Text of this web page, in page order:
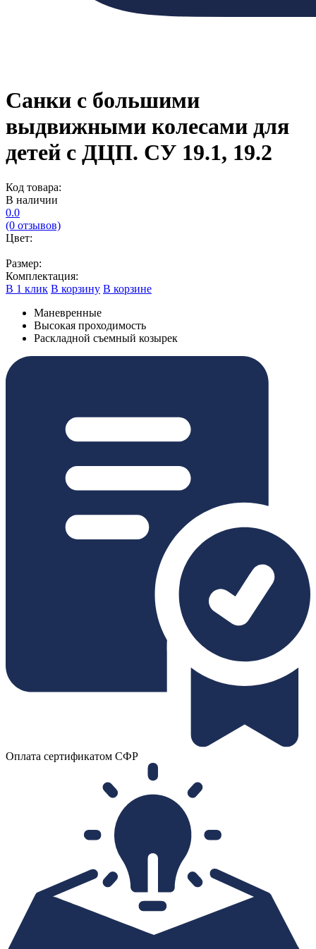
Санки с большими
выдвижными колесами для
детей с ДЦП. CУ 19.1, 19.2
Код товара:
В наличии
0.0
(0 отзывов)
Цвет:
Размер:
Комплектация:
В 1 клик В корзину В корзине
Маневренные
Высокая проходимость
Раскладной съемный козырек
Оплата сертификатом СФР